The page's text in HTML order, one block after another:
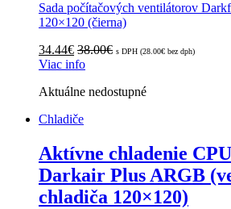
Sada počítačových ventilátorov
120×120 (čierna)
34.44€ 38.00€ s DPH (28.00€ bez dph)
Viac info
Aktuálne nedostupné
Chladiče
Aktívne chladenie
Darkair Plus ARGB
chladiča 120×120)